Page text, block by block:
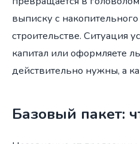
выписку с
строительстве. Ситуация
капитал или оформляете
действительно нужны, а
Базовый пакет: